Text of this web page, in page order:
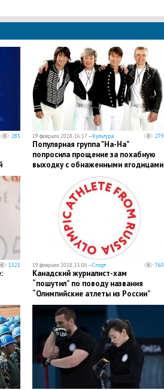
285 19 февраля 2018, 16:17 —Культура 279
Популярная группа "На-На"
попросила прощение за похабную
выходку с обнаженными ягодицами
1521 19 февраля 2018, 15:06 —Спорт 760
Канадский журналист-хам
“пошутил” по поводу названия
“Олимпийские атлеты из России”